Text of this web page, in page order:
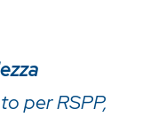
per RSPP,